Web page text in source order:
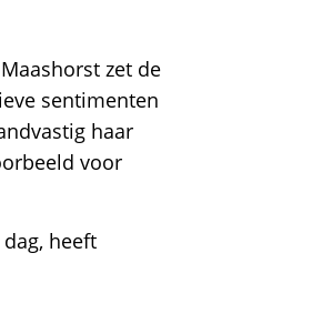
zet de
sentimenten
haar
voor
heeft